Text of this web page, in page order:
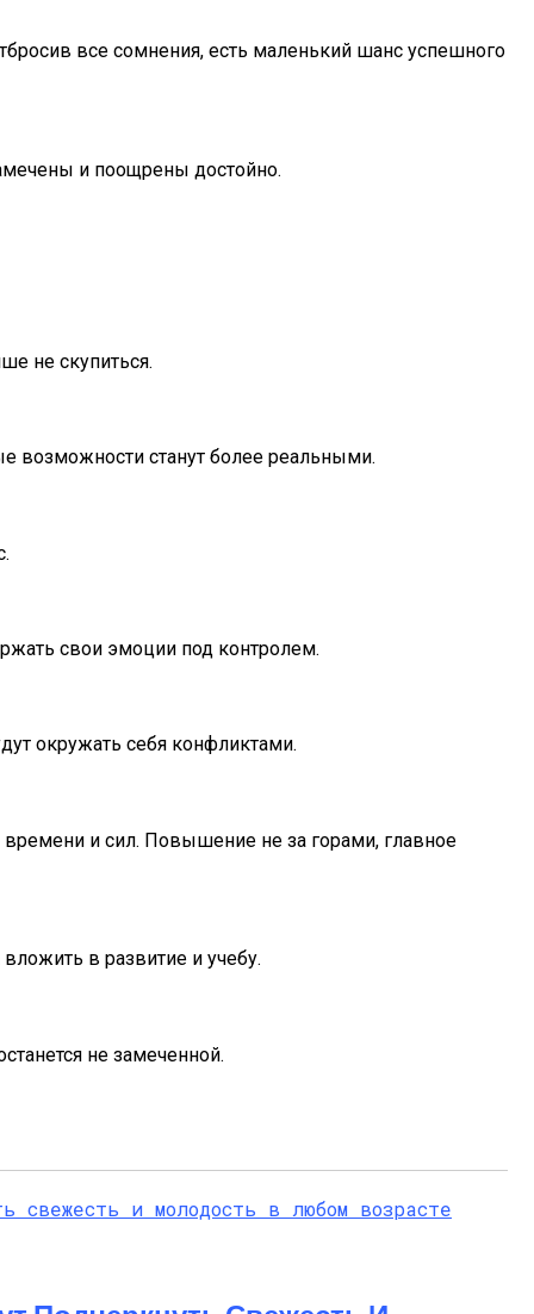
все сомнения, есть маленький шанс успешного
и поощрены достойно.
не скупиться.
возможности станут более реальными.
свои эмоции под контролем.
окружать себя конфликтами.
времени и сил. Повышение не за горами, главное
в развитие и учебу.
не замеченной.